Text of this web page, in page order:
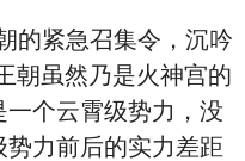
紧急召集令，沉吟
朝虽然乃是火神宫的
个云霄级势力，没
力前后的实力差距